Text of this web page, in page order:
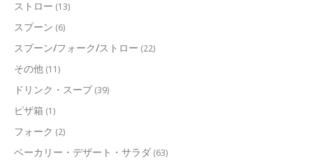
ストロー (13)
スプーン (6)
スプーン/フォーク/ストロー (22)
その他 (11)
ドリンク・スープ (39)
ピザ箱 (1)
フォーク (2)
ベーカリー・デザート・サラダ (63)